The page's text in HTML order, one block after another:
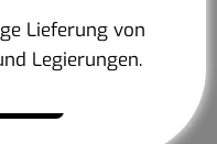
Lieferung von
Legierungen.